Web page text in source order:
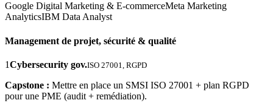
Google Digital Marketing & E-commerceMeta Marketing
AnalyticsIBM Data Analyst
Management de projet, sécurité & qualité
1Cybersecurity gov.ISO 27001, RGPD
Capstone : Mettre en place un SMSI ISO 27001 + plan RGPD
pour une PME (audit + remédiation).